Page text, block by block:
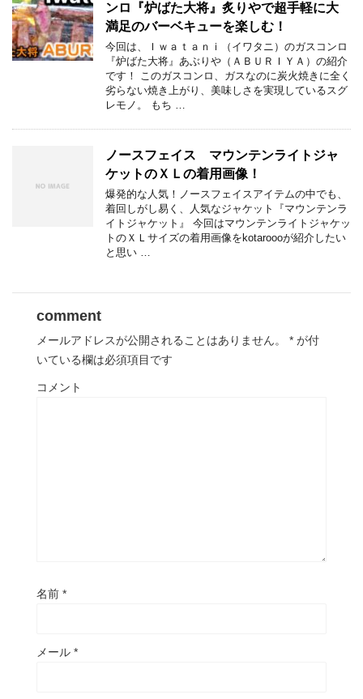
ンロ『炉ばた大将』炙りやで超手軽に大
満足のバーベキューを楽しむ！
今回は、Ｉｗａｔａｎｉ（イワタニ）のガスコンロ
『炉ばた大将』あぶりや（ＡＢＵＲＩＹＡ）の紹介
です！ このガスコンロ、ガスなのに炭火焼きに全く
劣らない焼き上がり、美味しさを実現しているスグ
レモノ。 もち …
ノースフェイス マウンテンライトジャ
ケットのＸＬの着用画像！
爆発的な人気！ノースフェイスアイテムの中でも、
着回しがし易く、人気なジャケット『マウンテンラ
イトジャケット』 今回はマウンテンライトジャケッ
トのＸＬサイズの着用画像をkotaroooが紹介したい
と思い …
comment
メールアドレスが公開されることはありません。 * が付
いている欄は必須項目です
コメント
名前 *
メール *